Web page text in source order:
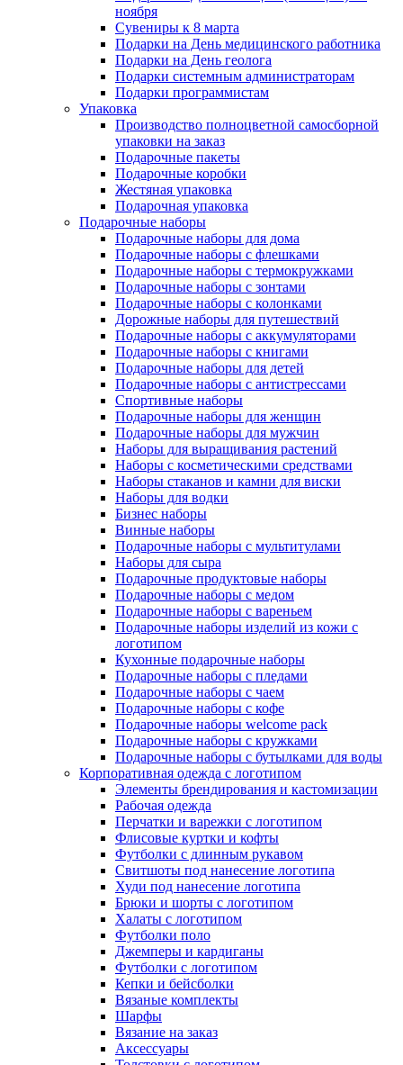
ноября
Сувениры к 8 марта
Подарки на День медицинского работника
Подарки на День геолога
Подарки системным администраторам
Подарки программистам
Упаковка
Производство полноцветной самосборной
упаковки на заказ
Подарочные пакеты
Подарочные коробки
Жестяная упаковка
Подарочная упаковка
Подарочные наборы
Подарочные наборы для дома
Подарочные наборы с флешками
Подарочные наборы с термокружками
Подарочные наборы с зонтами
Подарочные наборы с колонками
Дорожные наборы для путешествий
Подарочные наборы с аккумуляторами
Подарочные наборы с книгами
Подарочные наборы для детей
Подарочные наборы с антистрессами
Спортивные наборы
Подарочные наборы для женщин
Подарочные наборы для мужчин
Наборы для выращивания растений
Наборы с косметическими средствами
Наборы стаканов и камни для виски
Наборы для водки
Бизнес наборы
Винные наборы
Подарочные наборы с мультитулами
Наборы для сыра
Подарочные продуктовые наборы
Подарочные наборы с медом
Подарочные наборы с вареньем
Подарочные наборы изделий из кожи с
логотипом
Кухонные подарочные наборы
Подарочные наборы с пледами
Подарочные наборы с чаем
Подарочные наборы с кофе
Подарочные наборы welcome pack
Подарочные наборы с кружками
Подарочные наборы с бутылками для воды
Корпоративная одежда с логотипом
Элементы брендирования и кастомизации
Рабочая одежда
Перчатки и варежки с логотипом
Флисовые куртки и кофты
Футболки с длинным рукавом
Свитшоты под нанесение логотипа
Худи под нанесение логотипа
Брюки и шорты с логотипом
Халаты с логотипом
Футболки поло
Джемперы и кардиганы
Футболки с логотипом
Кепки и бейсболки
Вязаные комплекты
Шарфы
Вязание на заказ
Аксессуары